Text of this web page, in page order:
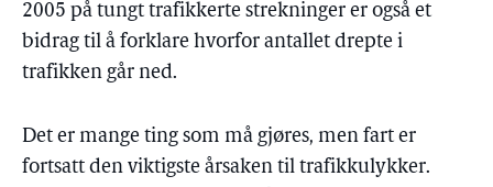
2005 på tungt trafikkerte strekninger er også et
bidrag til å forklare hvorfor antallet drepte i
trafikken går ned.
Det er mange ting som må gjøres, men fart er
fortsatt den viktigste årsaken til trafikkulykker.